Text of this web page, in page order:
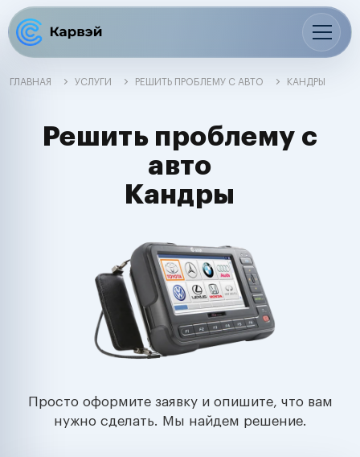
ГЛАВНАЯ УСЛУГИ РЕШИТЬ ПРОБЛЕМУ С АВТО КАНДРЫ
Решить проблему с
авто
Кандры
Просто оформите заявку и опишите, что вам
нужно сделать. Мы найдем решение.